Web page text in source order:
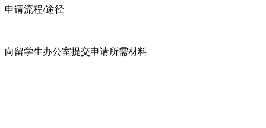
申请流程/途径
向留学生办公室提交申请所需材料